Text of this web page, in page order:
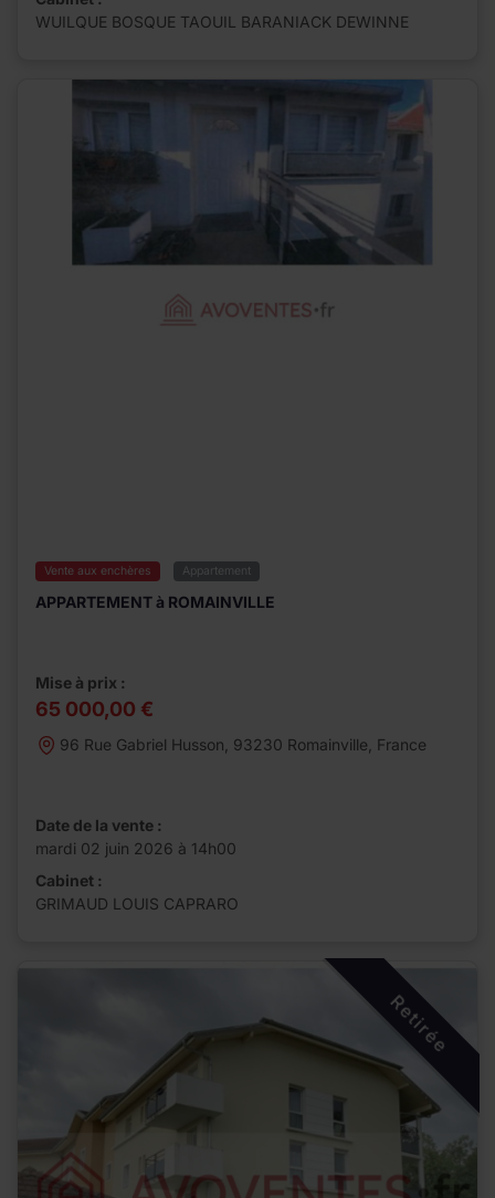
WUILQUE BOSQUE TAOUIL BARANIACK DEWINNE
Vente aux enchères Appartement
APPARTEMENT à ROMAINVILLE
Mise à prix :
65 000,00 €
96 Rue Gabriel Husson, 93230 Romainville, France
Date de la vente :
mardi 02 juin 2026 à 14h00
Cabinet :
GRIMAUD LOUIS CAPRARO
Retirée